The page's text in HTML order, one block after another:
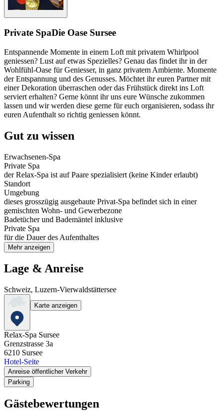
Private SpaDie Oase Sursee
Entspannende Momente in einem Loft mit privatem Whirlpool
geniessen? Lust auf etwas Spezielles? Genau das findet ihr in der
Wohlfühl-Oase für Geniesser, in ganz privatem Ambiente. Momente
der Entspannung und des Genusses. Möchtet ihr euren Partner mit
einer Dekoration überraschen oder das Frühstück direkt ins Loft
serviert erhalten? Gerne könnt ihr uns eure Wünsche zukommen
lassen und wir werden diese gerne für euch organisieren, sodass ihr
euren Aufenthalt so richtig geniessen könnt.
Gut zu wissen
Erwachsenen-Spa
Private Spa
der Relax-Spa ist auf Paare spezialisiert (keine Kinder erlaubt)
Standort
Umgebung
dieses grosszügig ausgebaute Privat-Spa befindet sich in einer
gemischten Wohn- und Gewerbezone
Badetücher und Bademäntel inklusive
Private Spa
für die Dauer des Aufenthaltes
Mehr anzeigen
Lage & Anreise
Schweiz, Luzern-Vierwaldstättersee
Karte anzeigen
Relax-Spa Sursee
Grenzstrasse 3a
6210 Sursee
Hotel-Seite
Anreise öffentlicher Verkehr
Parking
Gästebewertungen